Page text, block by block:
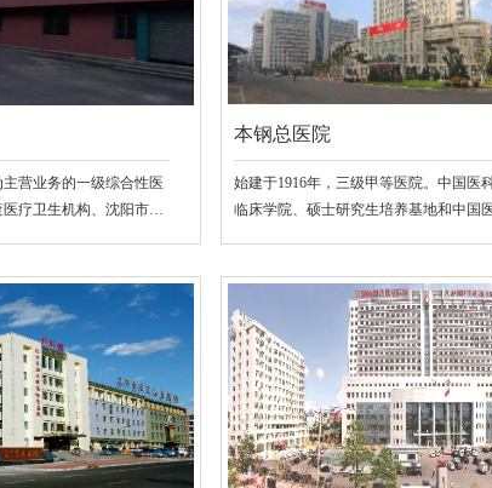
营业务的一级综合性医
疗卫生机构、沈阳市医
本钢总医院
始建于1916年，三级甲等医院。中国医
临床学院、硕士研究生培养基地和中国